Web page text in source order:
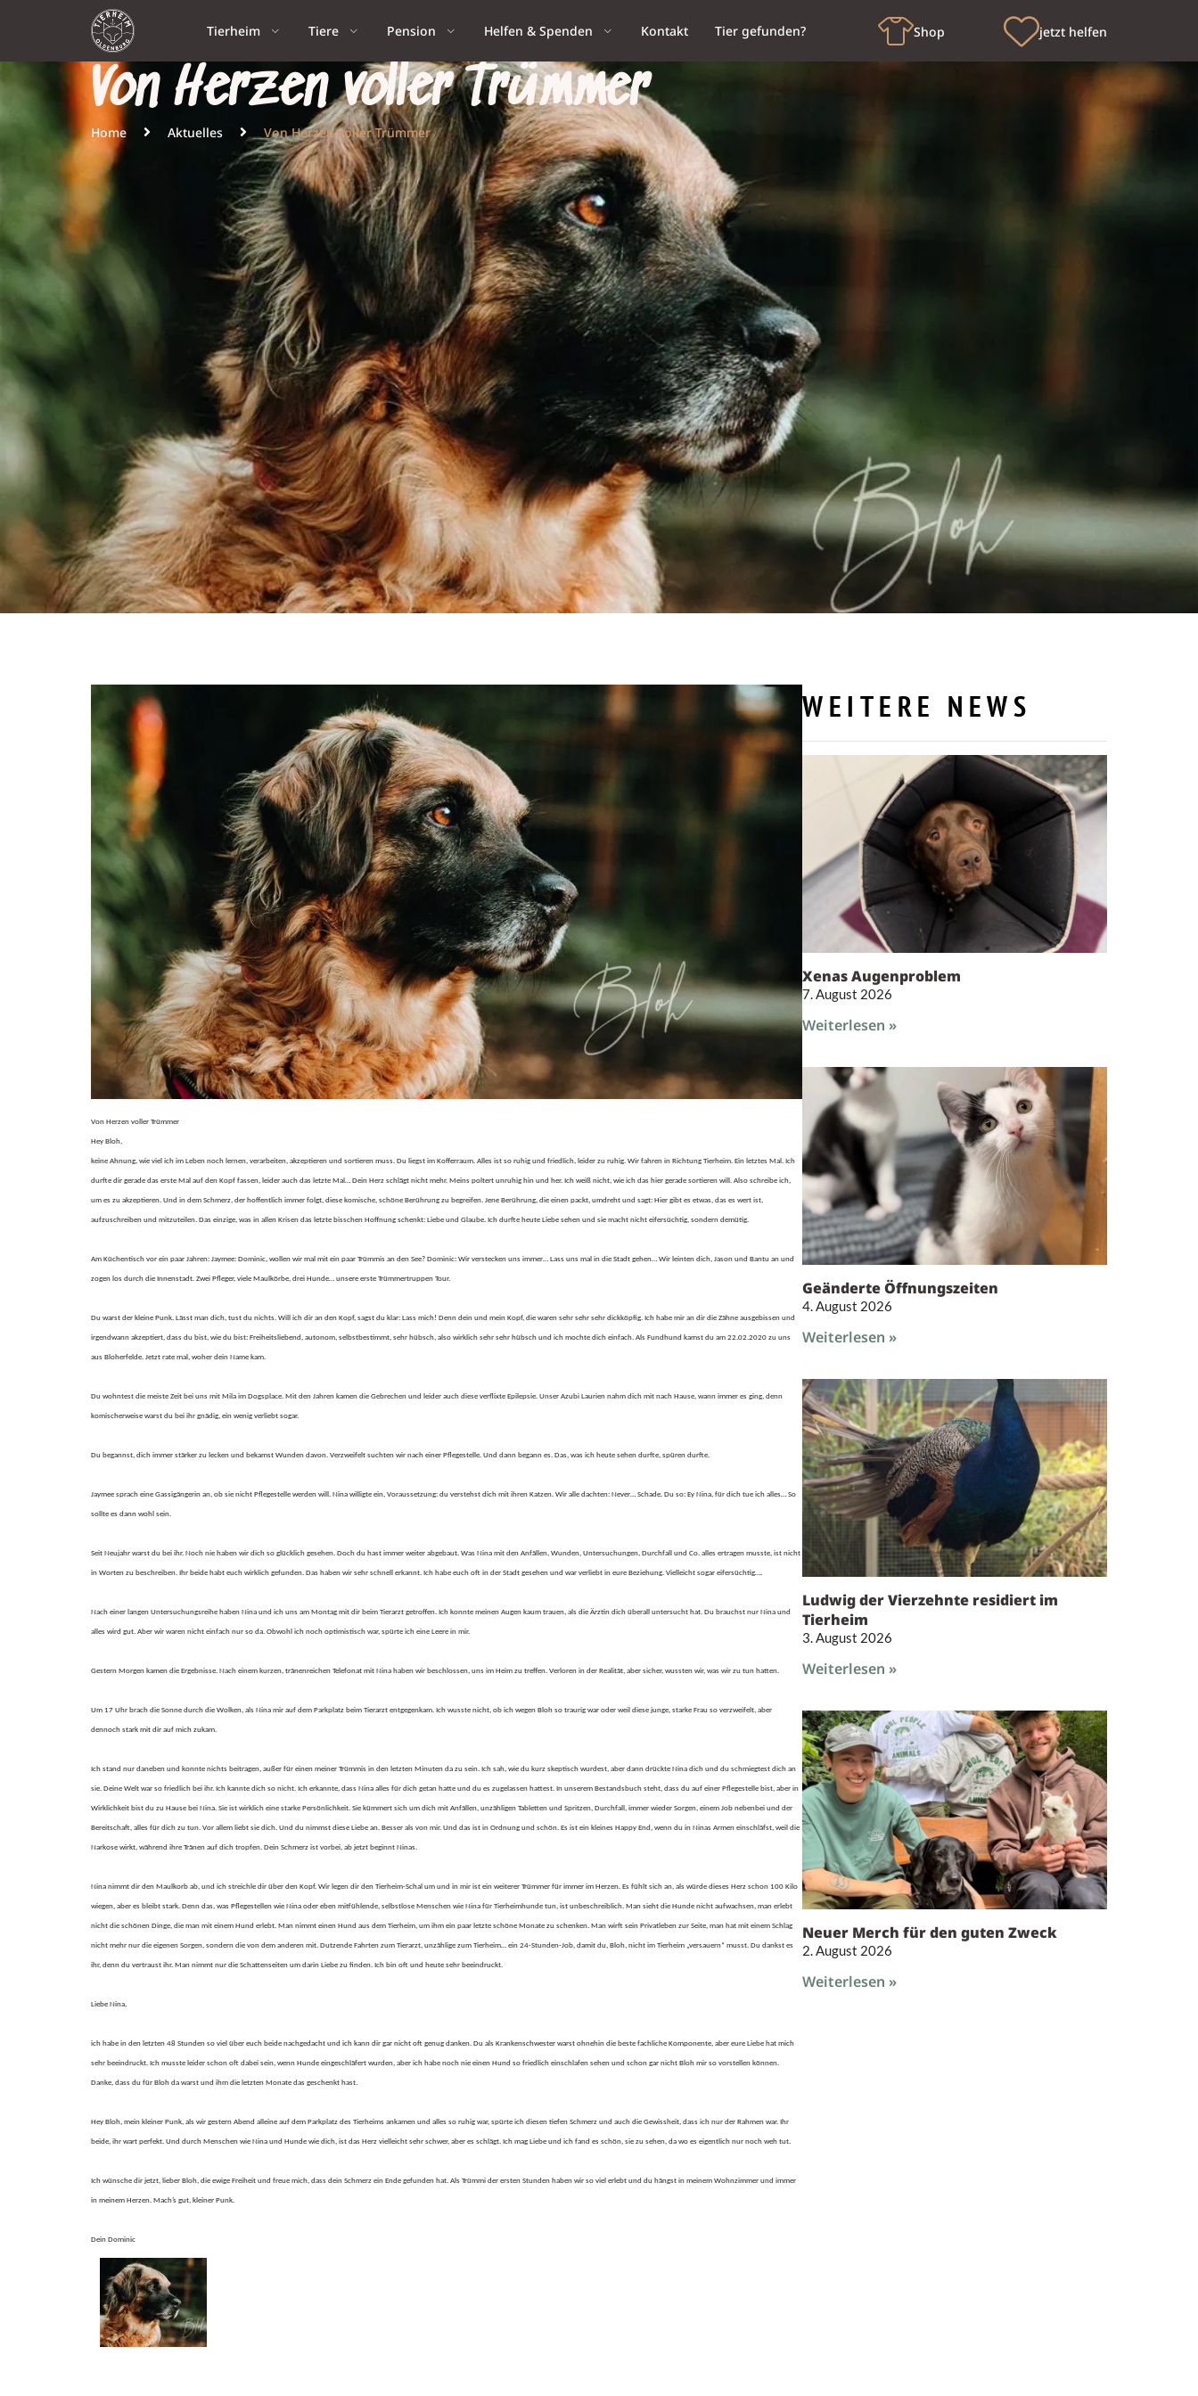
Tierheim Tiere Pension Helfen & Spenden Kontakt Tier gefunden? Shop jetzt helfen
Von Herzen voller Trümmer
Home Aktuelles Von Herzen voller Trümmer
Von Herzen voller Trümmer
Hey Bloh,
keine Ahnung, wie viel ich im Leben noch lernen, verarbeiten, akzeptieren und sortieren muss. Du liegst im Kofferraum. Alles ist so ruhig und friedlich, leider zu ruhig. Wir fahren in Richtung Tierheim. Ein letztes Mal. Ich
durfte dir gerade das erste Mal auf den Kopf fassen, leider auch das letzte Mal… Dein Herz schlägt nicht mehr. Meins poltert unruhig hin und her. Ich weiß nicht, wie ich das hier gerade sortieren will. Also schreibe ich,
um es zu akzeptieren. Und in dem Schmerz, der hoffentlich immer folgt, diese komische, schöne Berührung zu begreifen. Jene Berührung, die einen packt, umdreht und sagt: Hier gibt es etwas, das es wert ist,
aufzuschreiben und mitzuteilen. Das einzige, was in allen Krisen das letzte bisschen Hoffnung schenkt: Liebe und Glaube. Ich durfte heute Liebe sehen und sie macht nicht eifersüchtig, sondern demütig.
Am Küchentisch vor ein paar Jahren: Jaymee: Dominic, wollen wir mal mit ein paar Trümmis an den See? Dominic: Wir verstecken uns immer… Lass uns mal in die Stadt gehen… Wir leinten dich, Jason und Bantu an und
zogen los durch die Innenstadt. Zwei Pfleger, viele Maulkörbe, drei Hunde… unsere erste Trümmertruppen Tour.
Du warst der kleine Punk. Lässt man dich, tust du nichts. Will ich dir an den Kopf, sagst du klar: Lass mich! Denn dein und mein Kopf, die waren sehr sehr sehr dickköpfig. Ich habe mir an dir die Zähne ausgebissen und
irgendwann akzeptiert, dass du bist, wie du bist: Freiheitsliebend, autonom, selbstbestimmt, sehr hübsch, also wirklich sehr sehr hübsch und ich mochte dich einfach. Als Fundhund kamst du am 22.02.2020 zu uns
aus Bloherfelde. Jetzt rate mal, woher dein Name kam.
Du wohntest die meiste Zeit bei uns mit Mila im Dogsplace. Mit den Jahren kamen die Gebrechen und leider auch diese verflixte Epilepsie. Unser Azubi Laurien nahm dich mit nach Hause, wann immer es ging, denn
komischerweise warst du bei ihr gnädig, ein wenig verliebt sogar.
Du begannst, dich immer stärker zu lecken und bekamst Wunden davon. Verzweifelt suchten wir nach einer Pflegestelle. Und dann begann es. Das, was ich heute sehen durfte, spüren durfte.
Jaymee sprach eine Gassigängerin an, ob sie nicht Pflegestelle werden will. Nina willigte ein, Voraussetzung: du verstehst dich mit ihren Katzen. Wir alle dachten: Never… Schade. Du so: Ey Nina, für dich tue ich alles… So
sollte es dann wohl sein.
Seit Neujahr warst du bei ihr. Noch nie haben wir dich so glücklich gesehen. Doch du hast immer weiter abgebaut. Was Nina mit den Anfällen, Wunden, Untersuchungen, Durchfall und Co. alles ertragen musste, ist nicht
in Worten zu beschreiben. Ihr beide habt euch wirklich gefunden. Das haben wir sehr schnell erkannt. Ich habe euch oft in der Stadt gesehen und war verliebt in eure Beziehung. Vielleicht sogar eifersüchtig….
Nach einer langen Untersuchungsreihe haben Nina und ich uns am Montag mit dir beim Tierarzt getroffen. Ich konnte meinen Augen kaum trauen, als die Ärztin dich überall untersucht hat. Du brauchst nur Nina und
alles wird gut. Aber wir waren nicht einfach nur so da. Obwohl ich noch optimistisch war, spürte ich eine Leere in mir.
Gestern Morgen kamen die Ergebnisse. Nach einem kurzen, tränenreichen Telefonat mit Nina haben wir beschlossen, uns im Heim zu treffen. Verloren in der Realität, aber sicher, wussten wir, was wir zu tun hatten.
Um 17 Uhr brach die Sonne durch die Wolken, als Nina mir auf dem Parkplatz beim Tierarzt entgegenkam. Ich wusste nicht, ob ich wegen Bloh so traurig war oder weil diese junge, starke Frau so verzweifelt, aber
dennoch stark mit dir auf mich zukam.
Ich stand nur daneben und konnte nichts beitragen, außer für einen meiner Trümmis in den letzten Minuten da zu sein. Ich sah, wie du kurz skeptisch wurdest, aber dann drückte Nina dich und du schmiegtest dich an
sie. Deine Welt war so friedlich bei ihr. Ich kannte dich so nicht. Ich erkannte, dass Nina alles für dich getan hatte und du es zugelassen hattest. In unserem Bestandsbuch steht, dass du auf einer Pflegestelle bist, aber in
Wirklichkeit bist du zu Hause bei Nina. Sie ist wirklich eine starke Persönlichkeit. Sie kümmert sich um dich mit Anfällen, unzähligen Tabletten und Spritzen, Durchfall, immer wieder Sorgen, einem Job nebenbei und der
Bereitschaft, alles für dich zu tun. Vor allem liebt sie dich. Und du nimmst diese Liebe an. Besser als von mir. Und das ist in Ordnung und schön. Es ist ein kleines Happy End, wenn du in Ninas Armen einschläfst, weil die
Narkose wirkt, während ihre Tränen auf dich tropfen. Dein Schmerz ist vorbei, ab jetzt beginnt Ninas.
Nina nimmt dir den Maulkorb ab, und ich streichle dir über den Kopf. Wir legen dir den Tierheim-Schal um und in mir ist ein weiterer Trümmer für immer im Herzen. Es fühlt sich an, als würde dieses Herz schon 100 Kilo
wiegen, aber es bleibt stark. Denn das, was Pflegestellen wie Nina oder eben mitfühlende, selbstlose Menschen wie Nina für Tierheimhunde tun, ist unbeschreiblich. Man sieht die Hunde nicht aufwachsen, man erlebt
nicht die schönen Dinge, die man mit einem Hund erlebt. Man nimmt einen Hund aus dem Tierheim, um ihm ein paar letzte schöne Monate zu schenken. Man wirft sein Privatleben zur Seite, man hat mit einem Schlag
nicht mehr nur die eigenen Sorgen, sondern die von dem anderen mit. Dutzende Fahrten zum Tierarzt, unzählige zum Tierheim… ein 24-Stunden-Job, damit du, Bloh, nicht im Tierheim „versauern“ musst. Du dankst es
ihr, denn du vertraust ihr. Man nimmt nur die Schattenseiten um darin Liebe zu finden. Ich bin oft und heute sehr beeindruckt.
Liebe Nina,
ich habe in den letzten 48 Stunden so viel über euch beide nachgedacht und ich kann dir gar nicht oft genug danken. Du als Krankenschwester warst ohnehin die beste fachliche Komponente, aber eure Liebe hat mich
sehr beeindruckt. Ich musste leider schon oft dabei sein, wenn Hunde eingeschläfert wurden, aber ich habe noch nie einen Hund so friedlich einschlafen sehen und schon gar nicht Bloh mir so vorstellen können.
Danke, dass du für Bloh da warst und ihm die letzten Monate das geschenkt hast.
Hey Bloh, mein kleiner Punk, als wir gestern Abend alleine auf dem Parkplatz des Tierheims ankamen und alles so ruhig war, spürte ich diesen tiefen Schmerz und auch die Gewissheit, dass ich nur der Rahmen war. Ihr
beide, ihr wart perfekt. Und durch Menschen wie Nina und Hunde wie dich, ist das Herz vielleicht sehr schwer, aber es schlägt. Ich mag Liebe und ich fand es schön, sie zu sehen, da wo es eigentlich nur noch weh tut.
Ich wünsche dir jetzt, lieber Bloh, die ewige Freiheit und freue mich, dass dein Schmerz ein Ende gefunden hat. Als Trümmi der ersten Stunden haben wir so viel erlebt und du hängst in meinem Wohnzimmer und immer
in meinem Herzen. Mach’s gut, kleiner Punk.
Dein Dominic
WEITERE NEWS
Xenas Augenproblem
7. August 2026
Weiterlesen »
Geänderte Öffnungszeiten
4. August 2026
Weiterlesen »
Ludwig der Vierzehnte residiert im
Tierheim
3. August 2026
Weiterlesen »
Neuer Merch für den guten Zweck
2. August 2026
Weiterlesen »